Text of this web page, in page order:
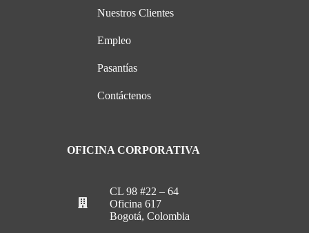
Nuestros Clientes
Empleo
Pasantías
Contáctenos
OFICINA CORPORATIVA
CL 98 #22 – 64
Oficina 617
Bogotá, Colombia